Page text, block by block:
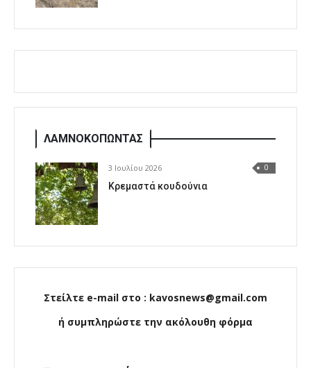
ΛΑΜΝΟΚΟΠΩΝΤΑΣ
3 Ιουλίου 2026 0
Κρεμαστά κουδούνια
Στείλτε e-mail στο : kavosnews@gmail.com
ή συμπληρώστε την ακόλουθη φόρμα